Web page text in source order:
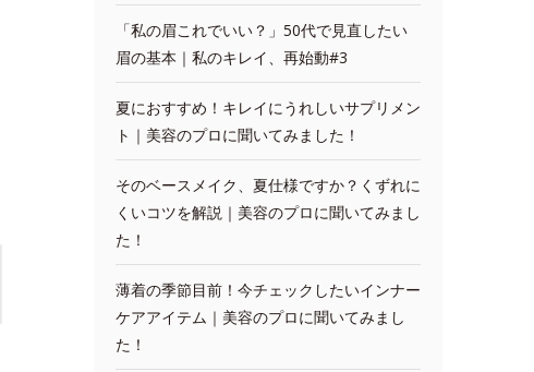
「私の眉これでいい？」50代で見直したい
眉の基本｜私のキレイ、再始動#3
夏におすすめ！キレイにうれしいサプリメン
ト｜美容のプロに聞いてみました！
そのベースメイク、夏仕様ですか？くずれに
くいコツを解説｜美容のプロに聞いてみまし
た！
薄着の季節目前！今チェックしたいインナー
ケアアイテム｜美容のプロに聞いてみまし
た！